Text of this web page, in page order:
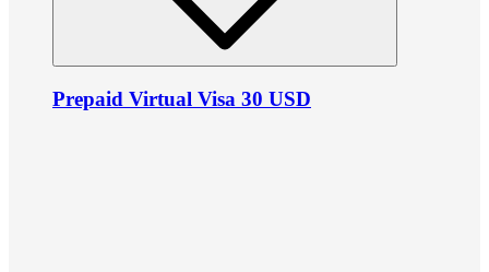
Prepaid Virtual Visa 30 USD